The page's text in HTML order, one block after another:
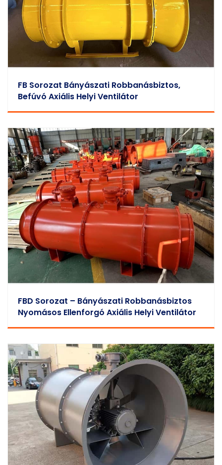
FB Sorozat Bányászati Robbanásbiztos,
Befúvó Axiális Helyi Ventilátor
FBD Sorozat – Bányászati Robbanásbiztos
Nyomásos Ellenforgó Axiális Helyi Ventilátor